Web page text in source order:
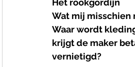
Het rookgordijn
Wat mij misschien
Waar wordt
krijgt de maker
vernietigd?